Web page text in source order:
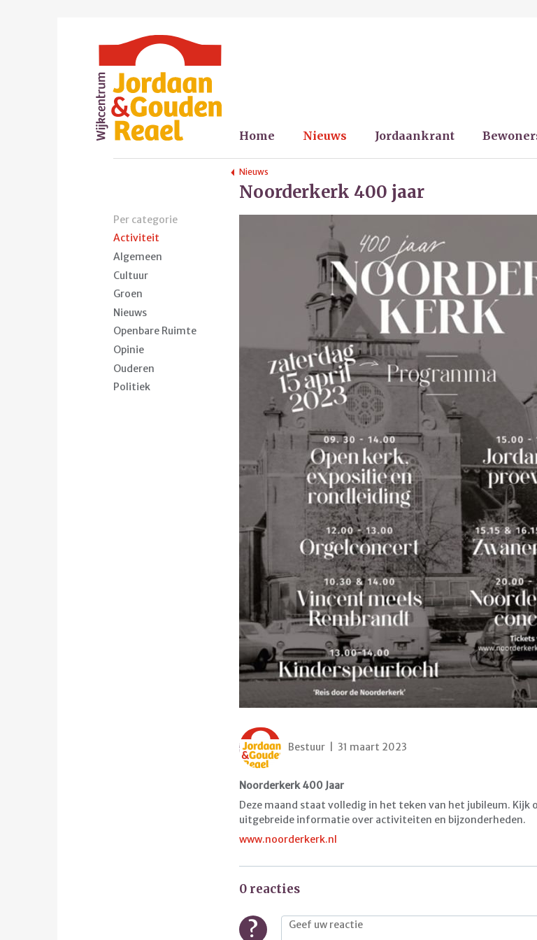
Home Nieuws Jordaankrant
Nieuws
Noorderkerk 400 jaar
Bestuur | 31 maart 2023
Noorderkerk 400 Jaar
Deze maand staat volledig in het teken van het jubileum. Kijk
uitgebreide informatie over activiteiten en bijzonderheden.
www.noorderkerk.nl
0 reacties
?
Per categorie
Activiteit
Algemeen
Cultuur
Groen
Nieuws
Openbare Ruimte
Opinie
Ouderen
Politiek